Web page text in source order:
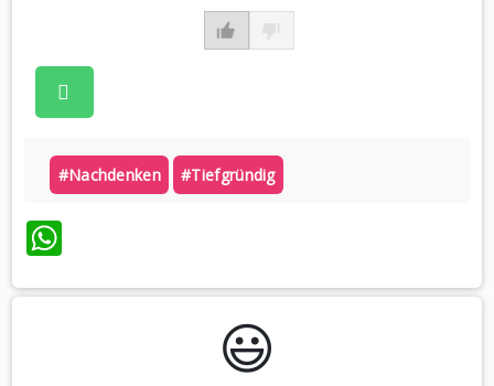
#nachdenken #tiefgründig
WhatsApp
😃️